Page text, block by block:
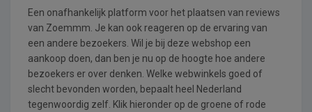
Een onafhankelijk platform voor het plaatsen van reviews
van Zoemmm. Je kan ook reageren op de ervaring van
een andere bezoekers. Wil je bij deze webshop een
aankoop doen, dan ben je nu op de hoogte hoe andere
bezoekers er over denken. Welke webwinkels goed of
slecht bevonden worden, bepaalt heel Nederland
tegenwoordig zelf. Klik hieronder op de groene of rode